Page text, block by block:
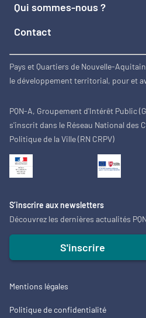
Qui sommes-nous ?
Contact
Pays et Quartiers de Nouvelle-
le développement territorial, pour et
PQN-A, Groupement d'Intérêt Public
s'inscrit dans le Réseau National des
Politique de la Ville (RN CRPV)
S’inscrire aux newsletters
Découvrez les dernières actualités
S'inscrire
Mentions légales
Politique de confidentialité